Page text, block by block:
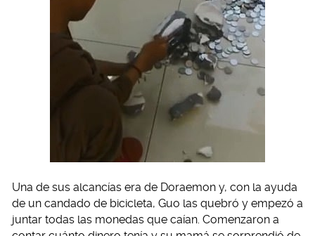
Una de sus alcancías era de Doraemon y, con la ayuda
de un candado de bicicleta, Guo las quebró y empezó a
juntar todas las monedas que caían. Comenzaron a